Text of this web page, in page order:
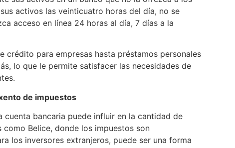
activos las veinticuatro horas del día, no se
acceso en línea 24 horas al día, 7 días a la
crédito para empresas hasta préstamos personales
lo que le permite satisfacer las necesidades de
de impuestos
bancaria puede influir en la cantidad de
como Belice, donde los impuestos son
los inversores extranjeros, puede ser una forma